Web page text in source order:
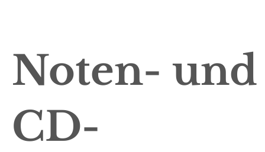
Noten- und
CD-